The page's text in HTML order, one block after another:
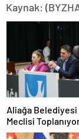
Kaynak:
Aliağa Belediyesi
Meclisi